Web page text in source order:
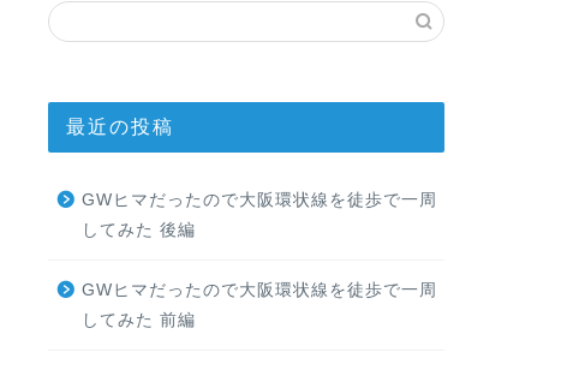
最近の投稿
GWヒマだったので大阪環状線を徒歩で一周
してみた 後編
GWヒマだったので大阪環状線を徒歩で一周
してみた 前編